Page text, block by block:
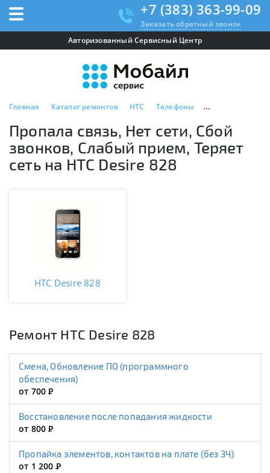
+7 (383) 363-99-09
Заказать обратный звонок
Авторизованный Сервисный Центр
Главная Каталог ремонтов HTC Телефоны HTC Desire 828
Пропала связь, Нет сети, Сбой
звонков, Слабый прием, Теряет
сеть на HTC Desire 828
HTC Desire 828
Ремонт HTC Desire 828
Смена, Обновление ПО (программного
обеспечения)
от 700Р
Восстановление после попадания жидкости
от 800Р
Пропайка элементов, контактов на плате (без ЗЧ)
от 1 200Р